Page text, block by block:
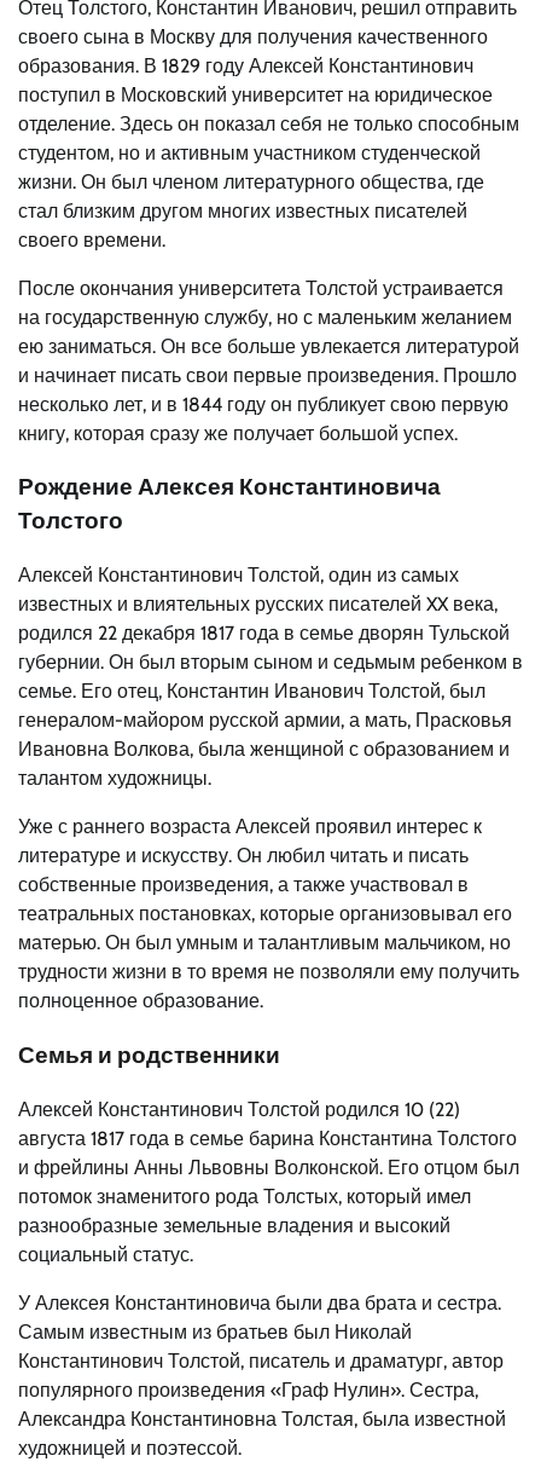
Отец Толстого, Константин Иванович, решил отправить
своего сына в Москву для получения качественного
образования. В 1829 году Алексей Константинович
поступил в Московский университет на юридическое
отделение. Здесь он показал себя не только способным
студентом, но и активным участником студенческой
жизни. Он был членом литературного общества, где
стал близким другом многих известных писателей
своего времени.
После окончания университета Толстой устраивается
на государственную службу, но с маленьким желанием
ею заниматься. Он все больше увлекается литературой
и начинает писать свои первые произведения. Прошло
несколько лет, и в 1844 году он публикует свою первую
книгу, которая сразу же получает большой успех.
Рождение Алексея Константиновича
Толстого
Алексей Константинович Толстой, один из самых
известных и влиятельных русских писателей XX века,
родился 22 декабря 1817 года в семье дворян Тульской
губернии. Он был вторым сыном и седьмым ребенком в
семье. Его отец, Константин Иванович Толстой, был
генералом-майором русской армии, а мать, Прасковья
Ивановна Волкова, была женщиной с образованием и
талантом художницы.
Уже с раннего возраста Алексей проявил интерес к
литературе и искусству. Он любил читать и писать
собственные произведения, а также участвовал в
театральных постановках, которые организовывал его
матерью. Он был умным и талантливым мальчиком, но
трудности жизни в то время не позволяли ему получить
полноценное образование.
Семья и родственники
Алексей Константинович Толстой родился 10 (22)
августа 1817 года в семье барина Константина Толстого
и фрейлины Анны Львовны Волконской. Его отцом был
потомок знаменитого рода Толстых, который имел
разнообразные земельные владения и высокий
социальный статус.
У Алексея Константиновича были два брата и сестра.
Самым известным из братьев был Николай
Константинович Толстой, писатель и драматург, автор
популярного произведения «Граф Нулин». Сестра,
Александра Константиновна Толстая, была известной
художницей и поэтессой.